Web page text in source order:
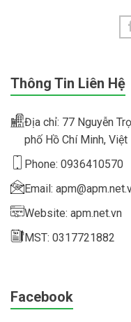
Thông Tin Liên Hệ
Địa chỉ: 77 Nguyễn
phố Hồ Chí Minh, Việt
Phone: 0936410570
Email:
Website: apm.net.vn
MST: 0317721882
Facebook